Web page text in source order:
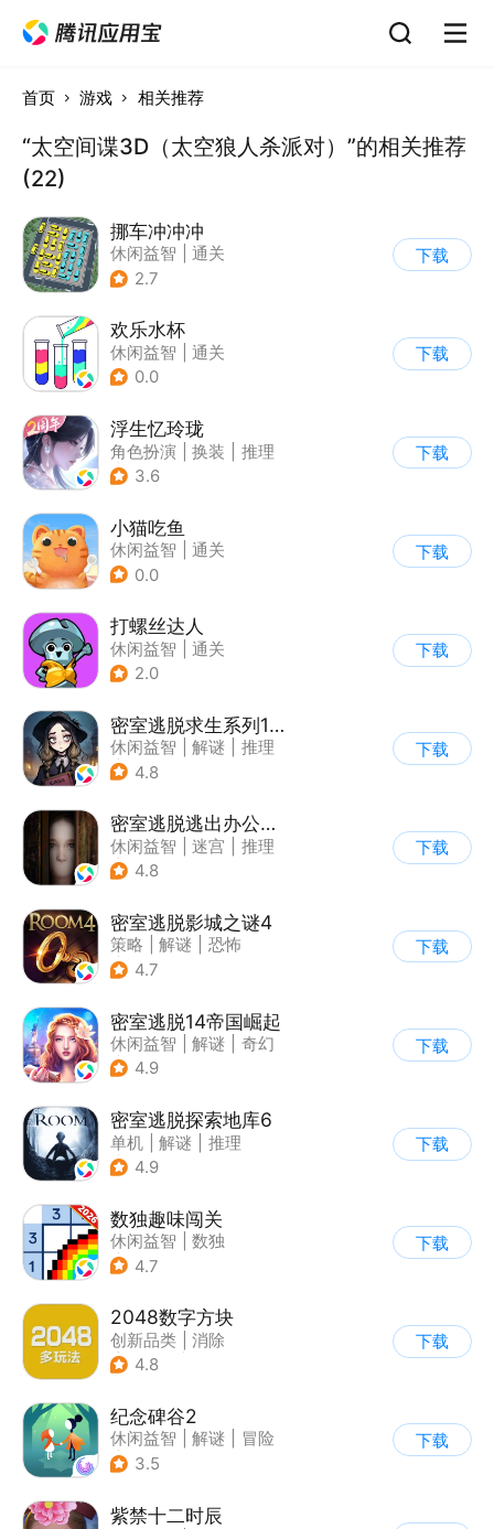
首页 游戏 相关推荐
“太空间谍3D（太空狼人杀派对）”的相关推荐
(22)
挪车冲冲冲
休闲益智
通关
2.7
下载
欢乐水杯
休闲益智
通关
0.0
下载
浮生忆玲珑
角色扮演 换装
推理
| 女性向
3.6
下载
小猫吃鱼
休闲益智
通关
0.0
下载
打螺丝达人
休闲益智
通关
2.0
下载
密室逃脱求生系列1极地冒险
休闲益智 解谜
推理
| 密室逃脱
4.8
下载
密室逃脱逃出办公室3
休闲益智 迷宫
推理
| 密室逃脱
4.8
下载
密室逃脱影城之谜4
策略 解谜
恐怖
| 密室逃脱
4.7
下载
密室逃脱14帝国崛起
休闲益智 解谜
奇幻
| 密室逃脱
4.9
下载
密室逃脱探索地库6
单机 解谜
推理
| 写实
4.9
下载
数独趣味闯关
休闲益智
数独
| 云步互娱
4.7
下载
2048数字方块
创新品类
消除
| 多比特
4.8
下载
纪念碑谷2
休闲益智 解谜
冒险
| 清新
3.5
下载
紫禁十二时辰